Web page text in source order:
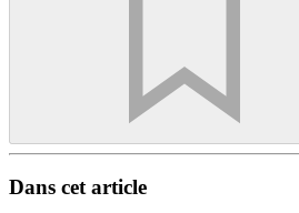
Dans cet article